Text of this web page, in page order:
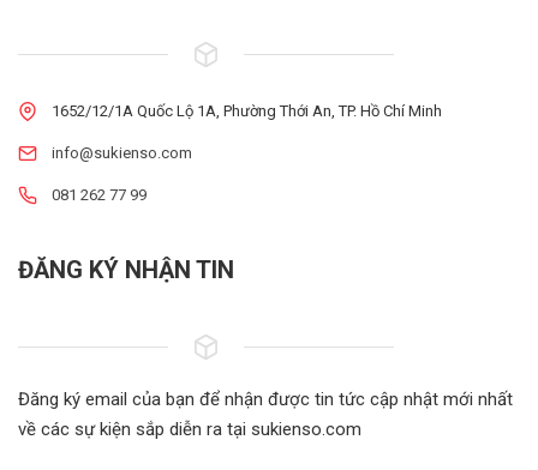
1652/12/1A Quốc Lộ 1A, Phường Thới An, TP. Hồ Chí Minh
info@sukienso.com
081 262 77 99
ĐĂNG KÝ NHẬN TIN
Đăng ký email của bạn để nhận được tin tức cập nhật mới nhất
về các sự kiện sắp diễn ra tại sukienso.com